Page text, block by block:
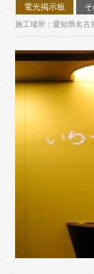
電光掲示板 そ
施工場所：愛知県名古